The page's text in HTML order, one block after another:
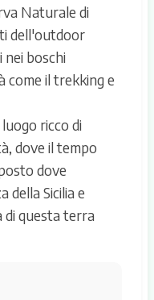
Naturale di
dell'outdoor
nei boschi
come il trekking e
ricco di
dove il tempo
dove
della Sicilia e
di questa terra